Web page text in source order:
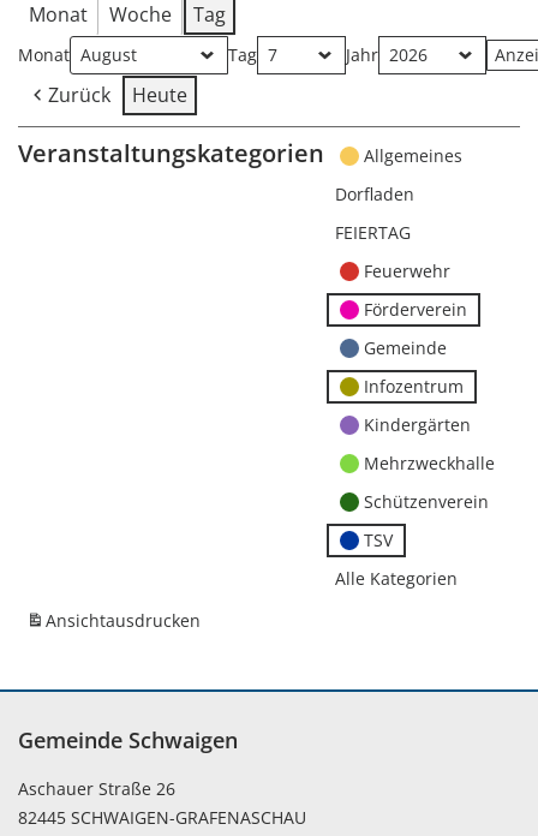
Monat Woche Tag
Monat Tag Jahr
Zurück Heute
Veranstaltungskategorien
Allgemeines
Dorfladen
FEIERTAG
Feuerwehr
Förderverein
Gemeinde
Infozentrum
Kindergärten
Mehrzweckhalle
Schützenverein
TSV
Alle Kategorien
Ansichtausdrucken
Gemeinde Schwaigen
Aschauer Straße 26
82445 SCHWAIGEN-GRAFENASCHAU